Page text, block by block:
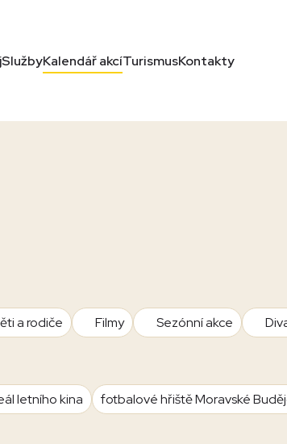
SlužbyKalendář akcíTurismusKontakty
a rodiče Filmy Sezónní akce
letního kina
fotbalové hřiště Moravské